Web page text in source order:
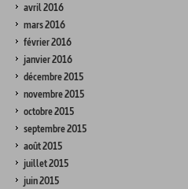
avril 2016
mars 2016
février 2016
janvier 2016
décembre 2015
novembre 2015
octobre 2015
septembre 2015
août 2015
juillet 2015
juin 2015